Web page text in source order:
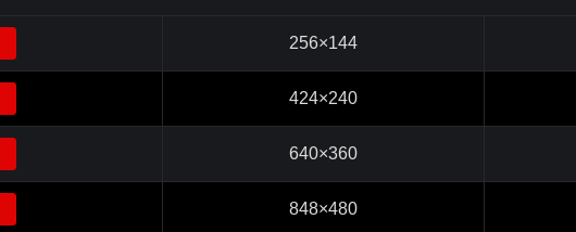
256×144
424×240
640×360
848×480